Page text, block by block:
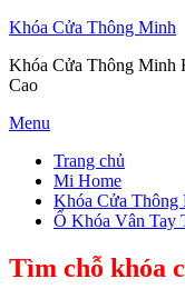
Khóa Cửa Thông Minh
Khóa Cửa Thông Minh
Cao
Skip
content
Menu
Trang chủ
Mi Home
Khóa Cửa Thông
Ổ Khóa Vân Tay
Tìm chỗ khóa